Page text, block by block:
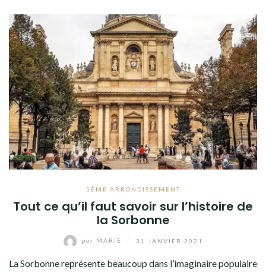
5ÈME ARRONDISSEMENT
Tout ce qu’il faut savoir sur l’histoire de
la Sorbonne
par MARIE 31 JANVIER 2021
La Sorbonne représente beaucoup dans l’imaginaire populaire